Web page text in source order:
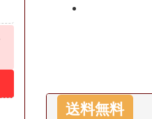
送料無料